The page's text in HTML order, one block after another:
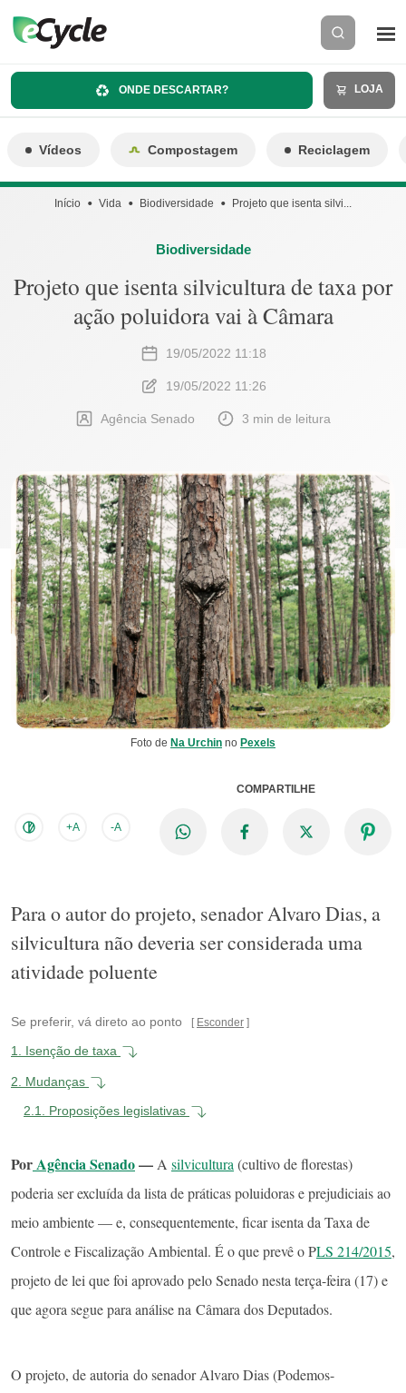
ONDE DESCARTAR? LOJA
Vídeos Compostagem Reciclagem
Início Vida Biodiversidade Projeto que isenta silvi...
Biodiversidade
Projeto que isenta silvicultura de taxa por
ação poluidora vai à Câmara
19/05/2022 11:18
19/05/2022 11:26
Agência Senado 3 min de leitura
Foto de Na Urchin no Pexels
+A -A
COMPARTILHE
Para o autor do projeto, senador Alvaro Dias, a
silvicultura não deveria ser considerada uma
atividade poluente
Se preferir, vá direto ao ponto Esconder
1. Isenção de taxa
2.
Mudanças
2.1.
Proposições legislativas
PorAgência Senado— A silvicultura (cultivo de florestas)
poderia ser excluída da lista de práticas poluidoras e prejudiciais ao
meio ambiente — e, consequentemente, ficar isenta da Taxa de
Controle e Fiscalização Ambiental. É o que prevê o PLS 214/2015,
projeto de lei que foi aprovado pelo Senado nesta terça-feira (17) e
que agora segue para análise na Câmara dos Deputados.
O projeto, de autoria do senador Alvaro Dias (Podemos-